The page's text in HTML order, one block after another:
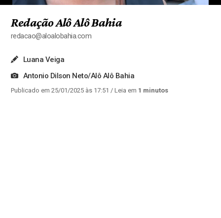
Redação Alô Alô Bahia
redacao@aloalobahia.com
Luana Veiga
Antonio Dilson Neto/Alô Alô Bahia
Publicado em 25/01/2025 às 17:51 / Leia em 1 minutos